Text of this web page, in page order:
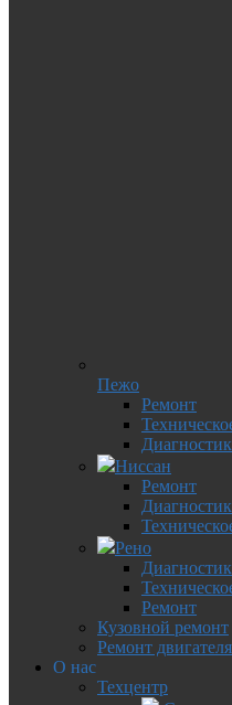
Пежо
Ремонт
Ниссан
Ремонт
Рено
Ремонт
Кузовной ремонт
Ремонт
О нас
Техцентр